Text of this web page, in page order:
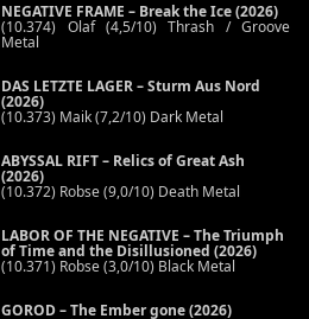
NEGATIVE FRAME – Break the Ice (2026)
(10.374) Olaf (4,5/10) Thrash / Groove
Metal
DAS LETZTE LAGER – Sturm Aus Nord
(2026)
(10.373) Maik (7,2/10) Dark Metal
ABYSSAL RIFT – Relics of Great Ash
(2026)
(10.372) Robse (9,0/10) Death Metal
LABOR OF THE NEGATIVE – The Triumph
of Time and the Disillusioned (2026)
(10.371) Robse (3,0/10) Black Metal
GOROD – The Ember gone (2026)